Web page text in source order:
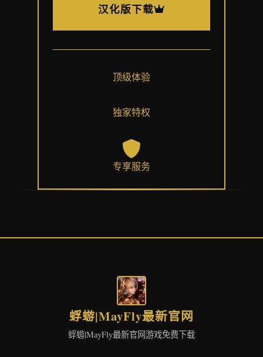
汉化版下载
顶级体验
独家特权
专享服务
蜉蝣|MayFly最新官网
蜉蝣|MayFly最新官网游戏免费下载